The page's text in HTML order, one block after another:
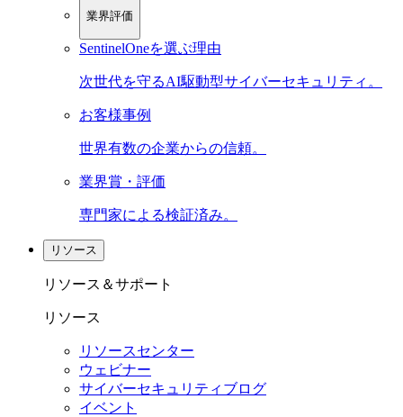
業界評価
SentinelOneを選ぶ理由
次世代を守るAI駆動型サイバーセキュリティ。
お客様事例
世界有数の企業からの信頼。
業界賞・評価
専門家による検証済み。
リソース
リソース＆サポート
リソース
リソースセンター
ウェビナー
サイバーセキュリティブログ
イベント